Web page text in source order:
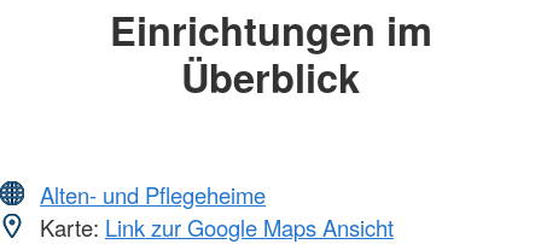
Einrichtungen im
Überblick
Alten- und Pflegeheime
Karte: Link zur Google Maps Ansicht